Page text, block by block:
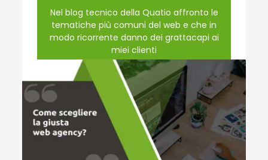
Nel blog tecnico della Quatio affronto le
tematiche più comuni del web e che in
modo ricorrente danno dei grattacapi ai
miei clienti
www.quatio.it
PUBLISHED IN WEB ,QUATIO BLOG